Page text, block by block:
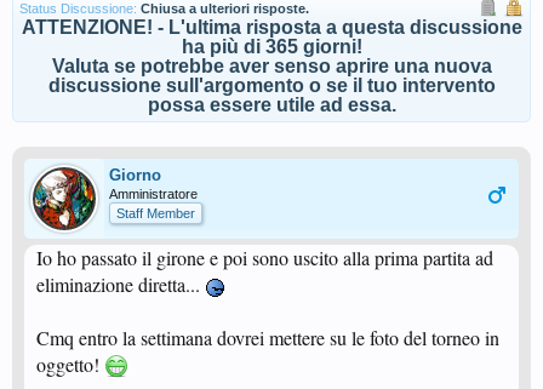
Status Discussione: Chiusa a ulteriori risposte.
ATTENZIONE! - L'ultima risposta a questa discussione
ha più di 365 giorni!
Valuta se potrebbe aver senso aprire una nuova
discussione sull'argomento o se il tuo intervento
possa essere utile ad essa.
Giorno
Amministratore
Staff Member
Io ho passato il girone e poi sono uscito alla prima partita ad
eliminazione diretta...
Cmq entro la settimana dovrei mettere su le foto del torneo in
oggetto!